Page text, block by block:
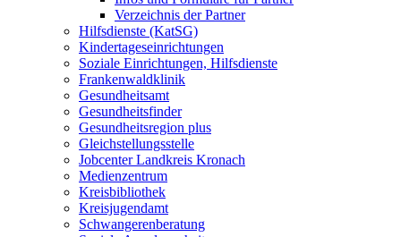
Verzeichnis der Partner
Hilfsdienste (KatSG)
Kindertageseinrichtungen
Soziale Einrichtungen, Hilfsdienste
Frankenwaldklinik
Gesundheitsamt
Gesundheitsfinder
Gesundheitsregion plus
Gleichstellungsstelle
Jobcenter Landkreis Kronach
Medienzentrum
Kreisbibliothek
Kreisjugendamt
Schwangerenberatung